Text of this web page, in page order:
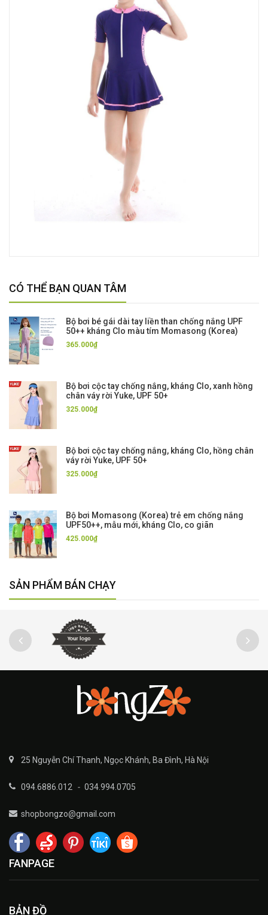
CÓ THỂ BẠN QUAN TÂM
Bộ bơi bé gái dài tay liền than chống nắng UPF
50++ kháng Clo màu tím Momasong (Korea)
365.000₫
Bộ bơi cộc tay chống nắng, kháng Clo, xanh hồng
chân váy rời Yuke, UPF 50+
325.000₫
Bộ bơi cộc tay chống nắng, kháng Clo, hồng chân
váy rời Yuke, UPF 50+
325.000₫
Bộ bơi Momasong (Korea) trẻ em chống nắng
UPF50++, mẫu mới, kháng Clo, co giãn
425.000₫
SẢN PHẨM BÁN CHẠY
25 Nguyễn Chí Thanh, Ngọc Khánh, Ba Đình, Hà Nội
094.6886.012 - 034.994.0705
shopbongzo@gmail.com
FANPAGE
BẢN ĐỒ